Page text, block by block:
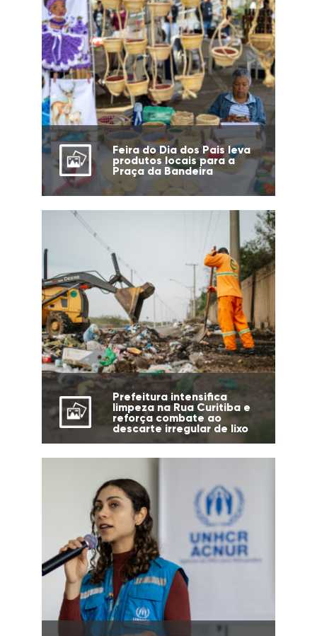
Feira do Dia dos Pais leva
produtos locais para a
Praça da Bandeira
Prefeitura intensifica
limpeza na Rua Curitiba e
reforça combate ao
descarte irregular de lixo